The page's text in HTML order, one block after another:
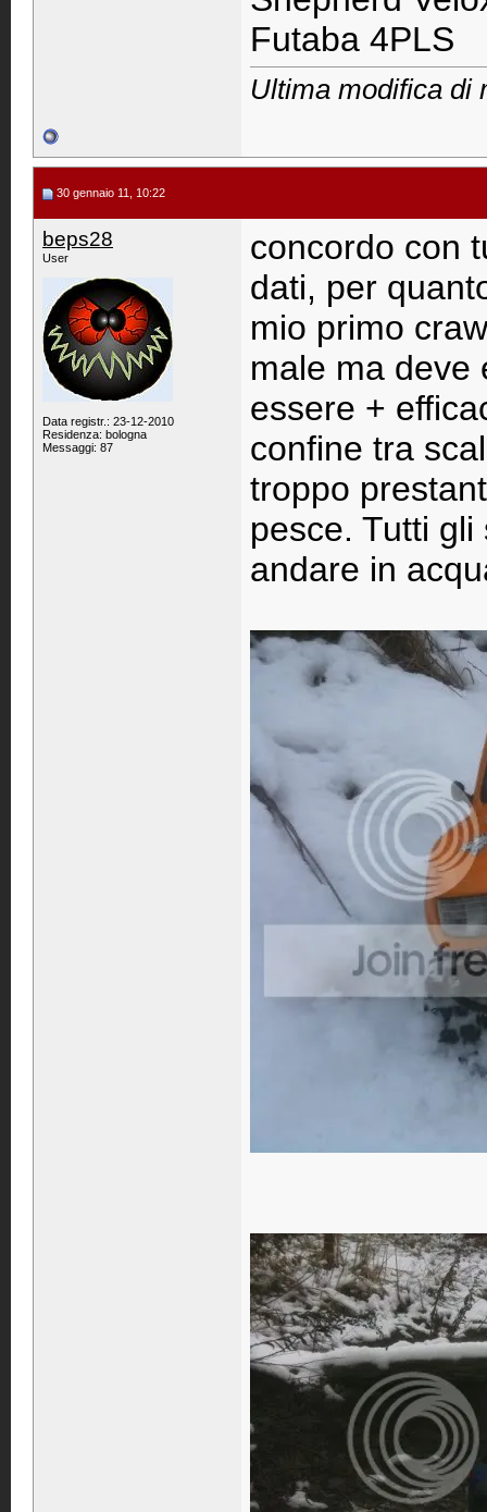
Futaba 4PLS
Ultima modifica di
30 gennaio 11, 10:22
beps28
User
Data registr.: 23-12-2010
Residenza: bologna
Messaggi: 87
concordo con
dati, per
mio primo
male ma deve
essere +
confine tra
troppo
pesce. Tutti
andare in